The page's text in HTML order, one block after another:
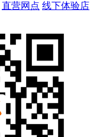
直营网点 线下体验店